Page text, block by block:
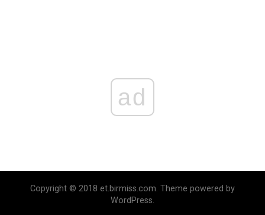
ad
Copyright © 2018 et.birmiss.com. Theme powered by
WordPress.